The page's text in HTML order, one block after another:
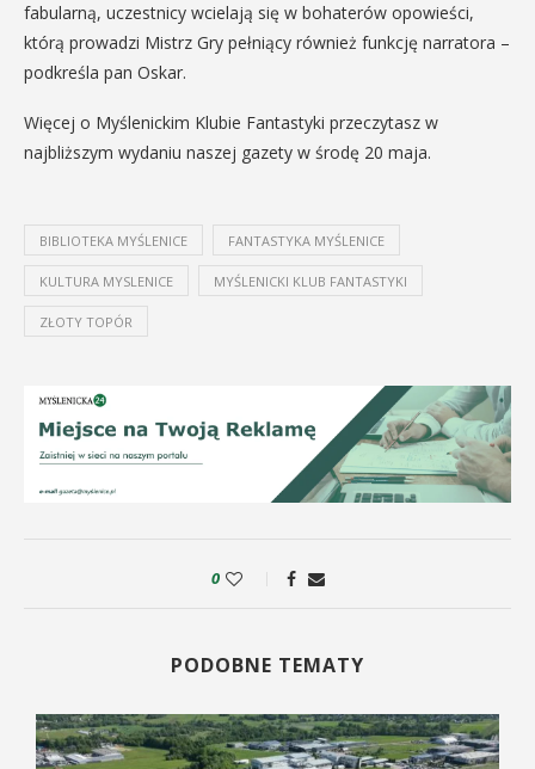
fabularną, uczestnicy wcielają się w bohaterów opowieści,
którą prowadzi Mistrz Gry pełniący również funkcję narratora –
podkreśla pan Oskar.
Więcej o Myślenickim Klubie Fantastyki przeczytasz w
najbliższym wydaniu naszej gazety w środę 20 maja.
BIBLIOTEKA MYŚLENICE FANTASTYKA MYŚLENICE
KULTURA MYSLENICE MYŚLENICKI KLUB FANTASTYKI
ZŁOTY TOPÓR
0
PODOBNE TEMATY